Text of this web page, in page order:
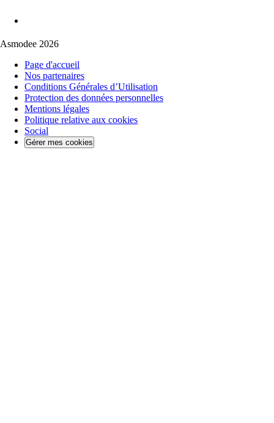
Asmodee 2026
Page d'accueil
Nos partenaires
Conditions Générales d’Utilisation
Protection des données personnelles
Mentions légales
Politique relative aux cookies
Social
Gérer mes cookies